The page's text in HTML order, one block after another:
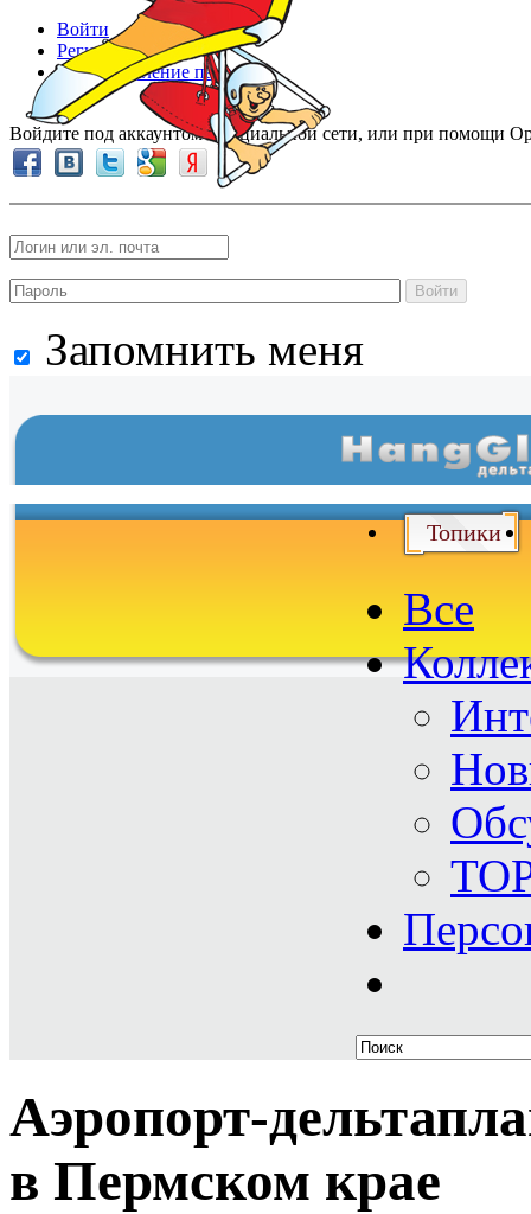
Войти
Регистрация
Восстановление пароля
Войдите под аккаунтом в социальной сети, или при помощи
Войти
Запомнить меня
Войти
Топики
Все
Аэропорт-
в Пермском крае